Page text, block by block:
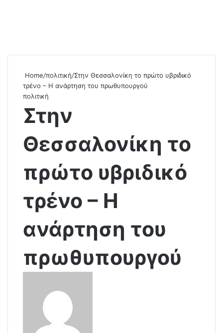
Home/πολιτική/Στην Θεσσαλονίκη το πρώτο υβριδικό
τρένο – Η ανάρτηση του πρωθυπουργού
πολιτική
Στην
Θεσσαλονίκη το
πρώτο υβριδικό
τρένο – Η
ανάρτηση του
πρωθυπουργού